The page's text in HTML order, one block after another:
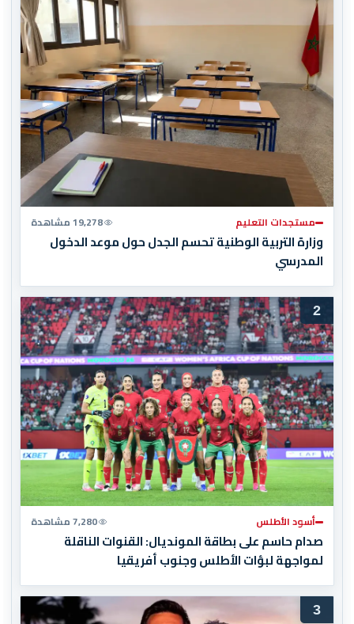
مستجدات التعليم 19,278 مشاهدة
وزارة التربية الوطنية تحسم الجدل حول موعد الدخول
المدرسي
2
أسود الأطلس 7,280 مشاهدة
صدام حاسم على بطاقة المونديال: القنوات الناقلة
لمواجهة لبؤات الأطلس وجنوب أفريقيا
3